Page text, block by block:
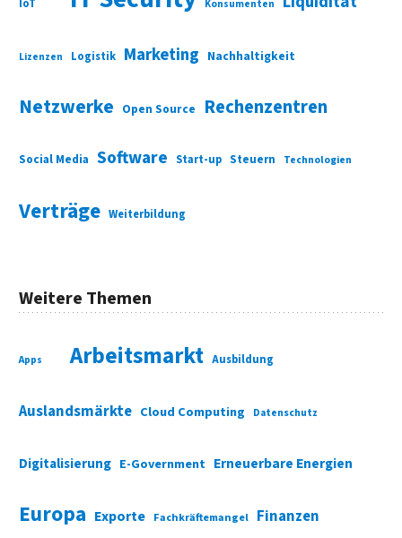
IoT Konsumenten
Lizenzen Logistik Marketing Nachhaltigkeit
Netzwerke Open Source Rechenzentren
Social Media Software Start-up Steuern Technologien
Verträge Weiterbildung
Weitere Themen
Apps Arbeitsmarkt Ausbildung
Auslandsmärkte Cloud Computing Datenschutz
Digitalisierung E-Government Erneuerbare Energien
Europa Exporte Fachkräftemangel Finanzen